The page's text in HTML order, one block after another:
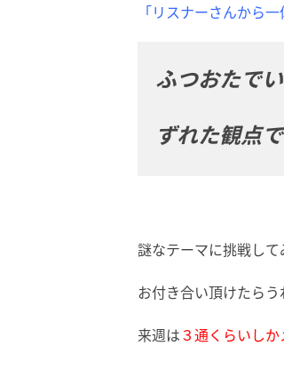
「リスナーさんから
ふつおたでい
ずれた観点
謎なテーマに挑戦し
お付き合い頂けたらう
来週は３通くらいし